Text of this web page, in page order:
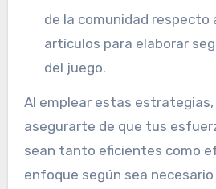
de la comunidad respecto
artículos para elaborar
del juego.
Al emplear estas estrategias,
asegurarte de que tus
sean tanto eficientes como
enfoque según sea